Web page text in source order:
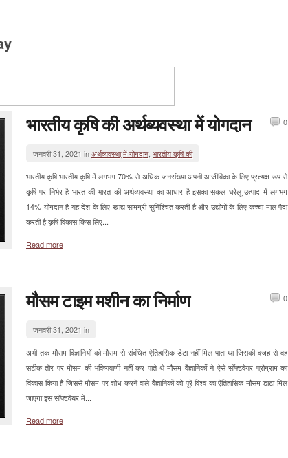
भारतीय कृषि की अर्थब्यवस्था में योगदान 0
जनवरी 31, 2021 inअर्थव्यवस्था् में योगदान, भारतीय कृषि की
भारतीय कृषि भारतीय कृषि में लगभग 70% से अधिक जनसंख्या अपनी आजीविका के लिए प्रत्यक्ष रूप से
कृषि पर निर्भर है भारत की भारत की अर्थव्यवस्था का आधार है इसका सकल घरेलू उत्पाद में लगभग
14% योगदान है यह देश के लिए खाद्य सामग्री सुनिश्चित करती है और उद्योगों के लिए कच्चा माल पैदा
करती है कृषि विकास किस लिए...
Read more
मौसम टाइम मशीन का निर्माण 0
जनवरी 31, 2021 in
अभी तक मौसम विज्ञानियों को मौसम से संबंधित ऐतिहासिक डेटा नहीं मिल पाता था जिसकी वजह से वह
सटीक तौर पर मौसम की भविष्यवाणी नहीं कर पाते थे मौसम वैज्ञानिकों ने ऐसे सॉफ्टवेयर प्रोग्राम का
विकास किया है जिससे मौसम पर शोध करने वाले वैज्ञानिकों को पूरे विश्व का ऐतिहासिक मौसम डाटा मिल
जाएगा इस सॉफ्टवेयर में...
Read more